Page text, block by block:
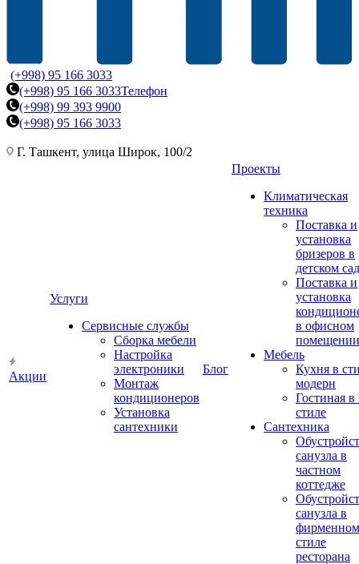
(+998) 95 166 3033
(+998) 95 166 3033Телефон
(+998) 99 393 9900
(+998) 95 166 3033
Г. Ташкент, улица Широк, 100/2
Акции
Услуги
Сервисные службы
Сборка мебели
Настройка
электроники
Монтаж
кондиционеров
Установка
сантехники
Блог
Проекты
Климатическая
техника
Поставка и
установка
бризеров в
детском
Поставка и
установка
в офисном
помещении
Мебель
Кухня в
модерн
Гостиная в
стиле
Сантехника
санузла в
частном
коттедже
санузла в
фирменном
стиле
ресторана